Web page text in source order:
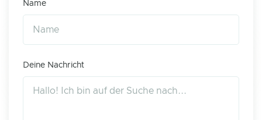
Name
Deine Nachricht